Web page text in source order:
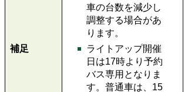
補足
車の台数を減少し
調整する場合があ
ります。
ライトアップ開催
日は17時より予約
バス専用となりま
す。普通車は、15